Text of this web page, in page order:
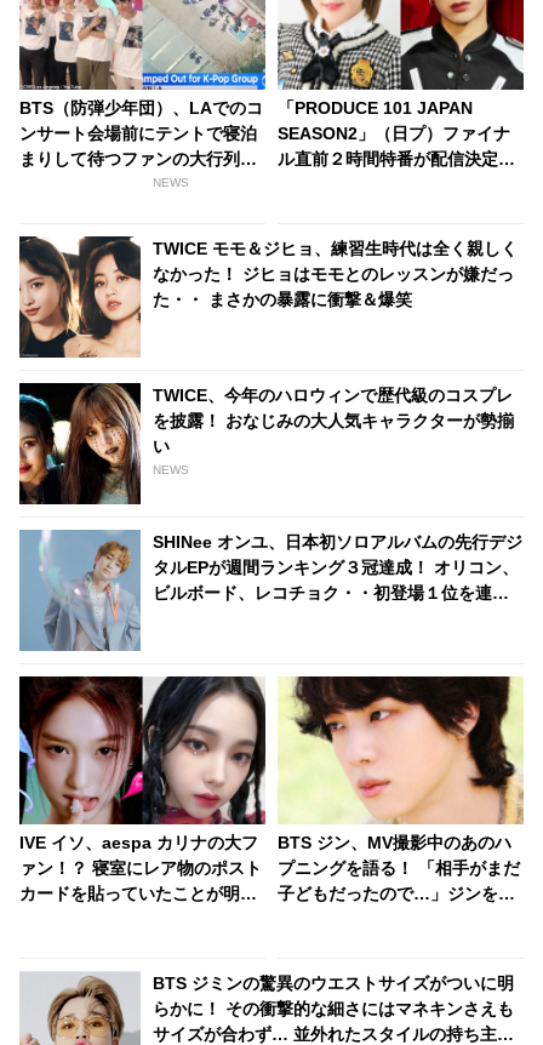
BTS（防弾少年団）、LAでのコ
ンサート会場前にテントで寝泊
まりして待つファンの大行列で
NEWS
「PRODUCE 101 JAPAN
SEASON2」（日プ）ファイナ
ル直前２時間特番が配信決定！
る・・ファイナル収録の観覧募
集もスタート
TWICE モモ＆ジヒョ、練習生時代は全く親しく
なかった！ ジヒョはモモとのレッスンが嫌だっ
た・・ まさかの暴露に衝撃＆爆笑
TWICE、今年のハロウィンで歴代級のコスプレ
を披露！ おなじみの大人気キャラクターが勢揃
い
NEWS
SHINee オンユ、日本初ソロアルバムの先行デジ
タルEPが週間ランキング３冠達成！ オリコン、
ビルボード、レコチョク・・初登場１位を連発
IVE イソ、aespa カリナの大フ
ァン！？ 寝室にレア物のポスト
カードを貼っていたことが明ら
BTS ジン、MV撮影中のあのハ
プニングを語る！ 「相手がまだ
子どもだったので…」ジンを困
BTS ジミンの驚異のウエストサイズがついに明
らかに！ その衝撃的な細さにはマネキンさえも
サイズが合わず… 並外れたスタイルの持ち主で